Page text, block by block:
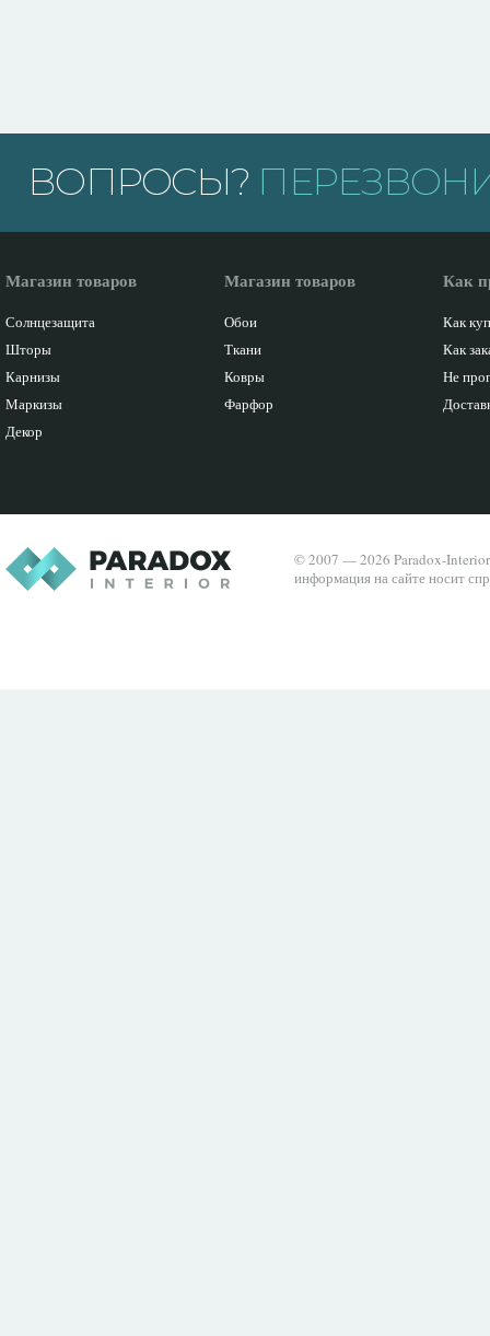
ВОПРОСЫ?
Магазин товаров
Солнцезащита
Шторы
Карнизы
Маркизы
Декор
Магазин товаров
Обои
Ткани
Ковры
Фарфор
Как
Как
Как
Не
© 2007 — 2026 Paradox-
информация на сайте носит